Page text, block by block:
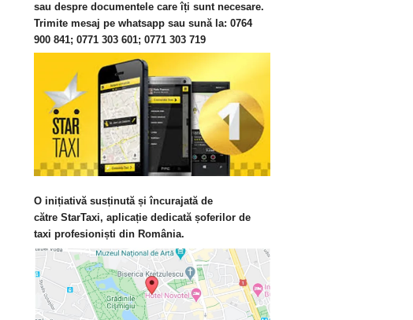
sau despre documentele care îți sunt necesare.
Trimite mesaj pe whatsapp sau sună la: 0764
900 841; 0771 303 601; 0771 303 719
O inițiativă susținută și încurajată de
către StarTaxi, aplicație dedicată șoferilor de
taxi profesioniști din România.